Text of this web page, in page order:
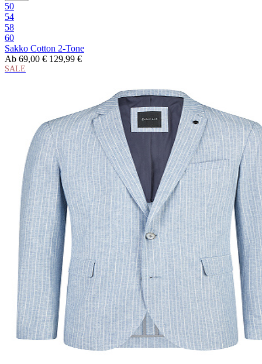
50
54
58
60
Sakko Cotton 2-Tone
Ab 69,00 € 129,99 €
SALE